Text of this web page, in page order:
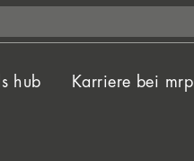
hub Karriere bei mrp